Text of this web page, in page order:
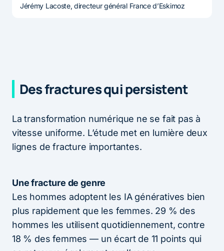
Jérémy Lacoste, directeur général France d’Eskimoz
Des fractures qui persistent
La transformation numérique ne se fait pas à
vitesse uniforme. L’étude met en lumière deux
lignes de fracture importantes.
Une fracture de genre
Les hommes adoptent les IA génératives bien
plus rapidement que les femmes. 29 % des
hommes les utilisent quotidiennement, contre
18 % des femmes — un écart de 11 points qui